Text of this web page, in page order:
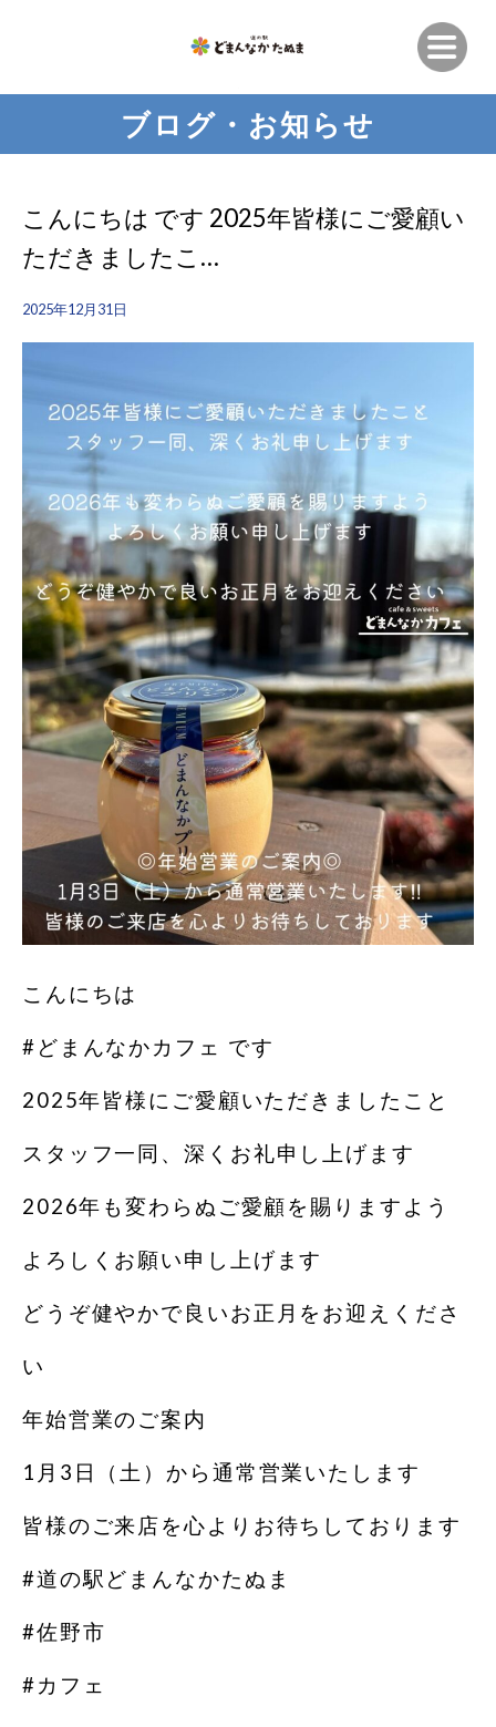
ブログ・お知らせ
こんにちは︎ です️ 2025年皆様にご愛顧い
ただきましたこ…
2025年12月31日
こんにちは︎
#どまんなかカフェ です️
2025年皆様にご愛顧いただきましたこと
スタッフ一同、深くお礼申し上げます
2026年も変わらぬご愛顧を賜りますよう
よろしくお願い申し上げます
どうぞ健やかで良いお正月をお迎えくださ
い
年始営業のご案内
1月3日（土）から通常営業いたします︎
皆様のご来店を心よりお待ちしております️
#道の駅どまんなかたぬま
#佐野市
#カフェ